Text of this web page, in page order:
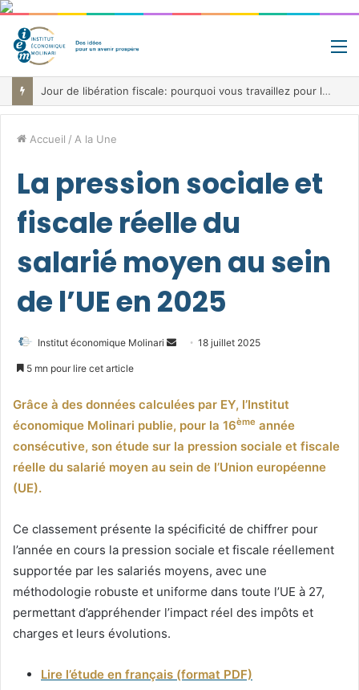
Fiscalité record, déficit record et 10 milliards à trouver: le paradoxe belge au cœur de la bataille budgétaire
Accueil / A la Une
La pression sociale et
fiscale réelle du
salarié moyen au sein
de l’UE en 2025
Institut économique Molinari
Envoyer18 juillet 2025
5 mn pour lire cet article
Grâce à des données calculées par EY, l’Institut
économique Molinari publie, pour la 16ème année
consécutive, son étude sur la pression sociale et fiscale
réelle du salarié moyen au sein de l’Union européenne
(UE).
Ce classement présente la spécificité de chiffrer pour
l’année en cours la pression sociale et fiscale réellement
supportée par les salariés moyens, avec une
méthodologie robuste et uniforme dans toute l’UE à 27,
permettant d’appréhender l’impact réel des impôts et
charges et leurs évolutions.
Lire l’étude en français (format PDF)